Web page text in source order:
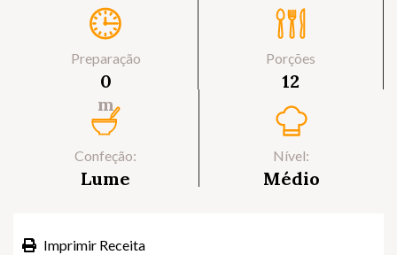
Preparação
0
m
Porções
12
Confeção:
Lume
Nível:
Médio
Imprimir Receita